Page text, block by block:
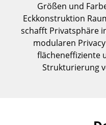
Sideboards &
TV Möbel
Beistell- &
Barmöbel
Größen und
Eckkonstruktion
schafft Privatsphäre
modularen
flächeneffiziente
Strukturierung